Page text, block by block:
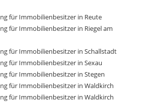
für Immobilienbesitzer in Reute
für Immobilienbesitzer in Riegel am
für Immobilienbesitzer in Schallstadt
für Immobilienbesitzer in Sexau
für Immobilienbesitzer in Stegen
für Immobilienbesitzer in Waldkirch
für Immobilienbesitzer in Waldkirch